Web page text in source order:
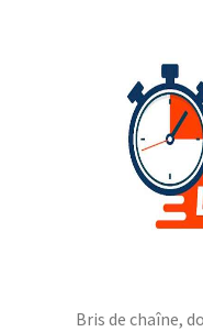
Bris de chaîne,